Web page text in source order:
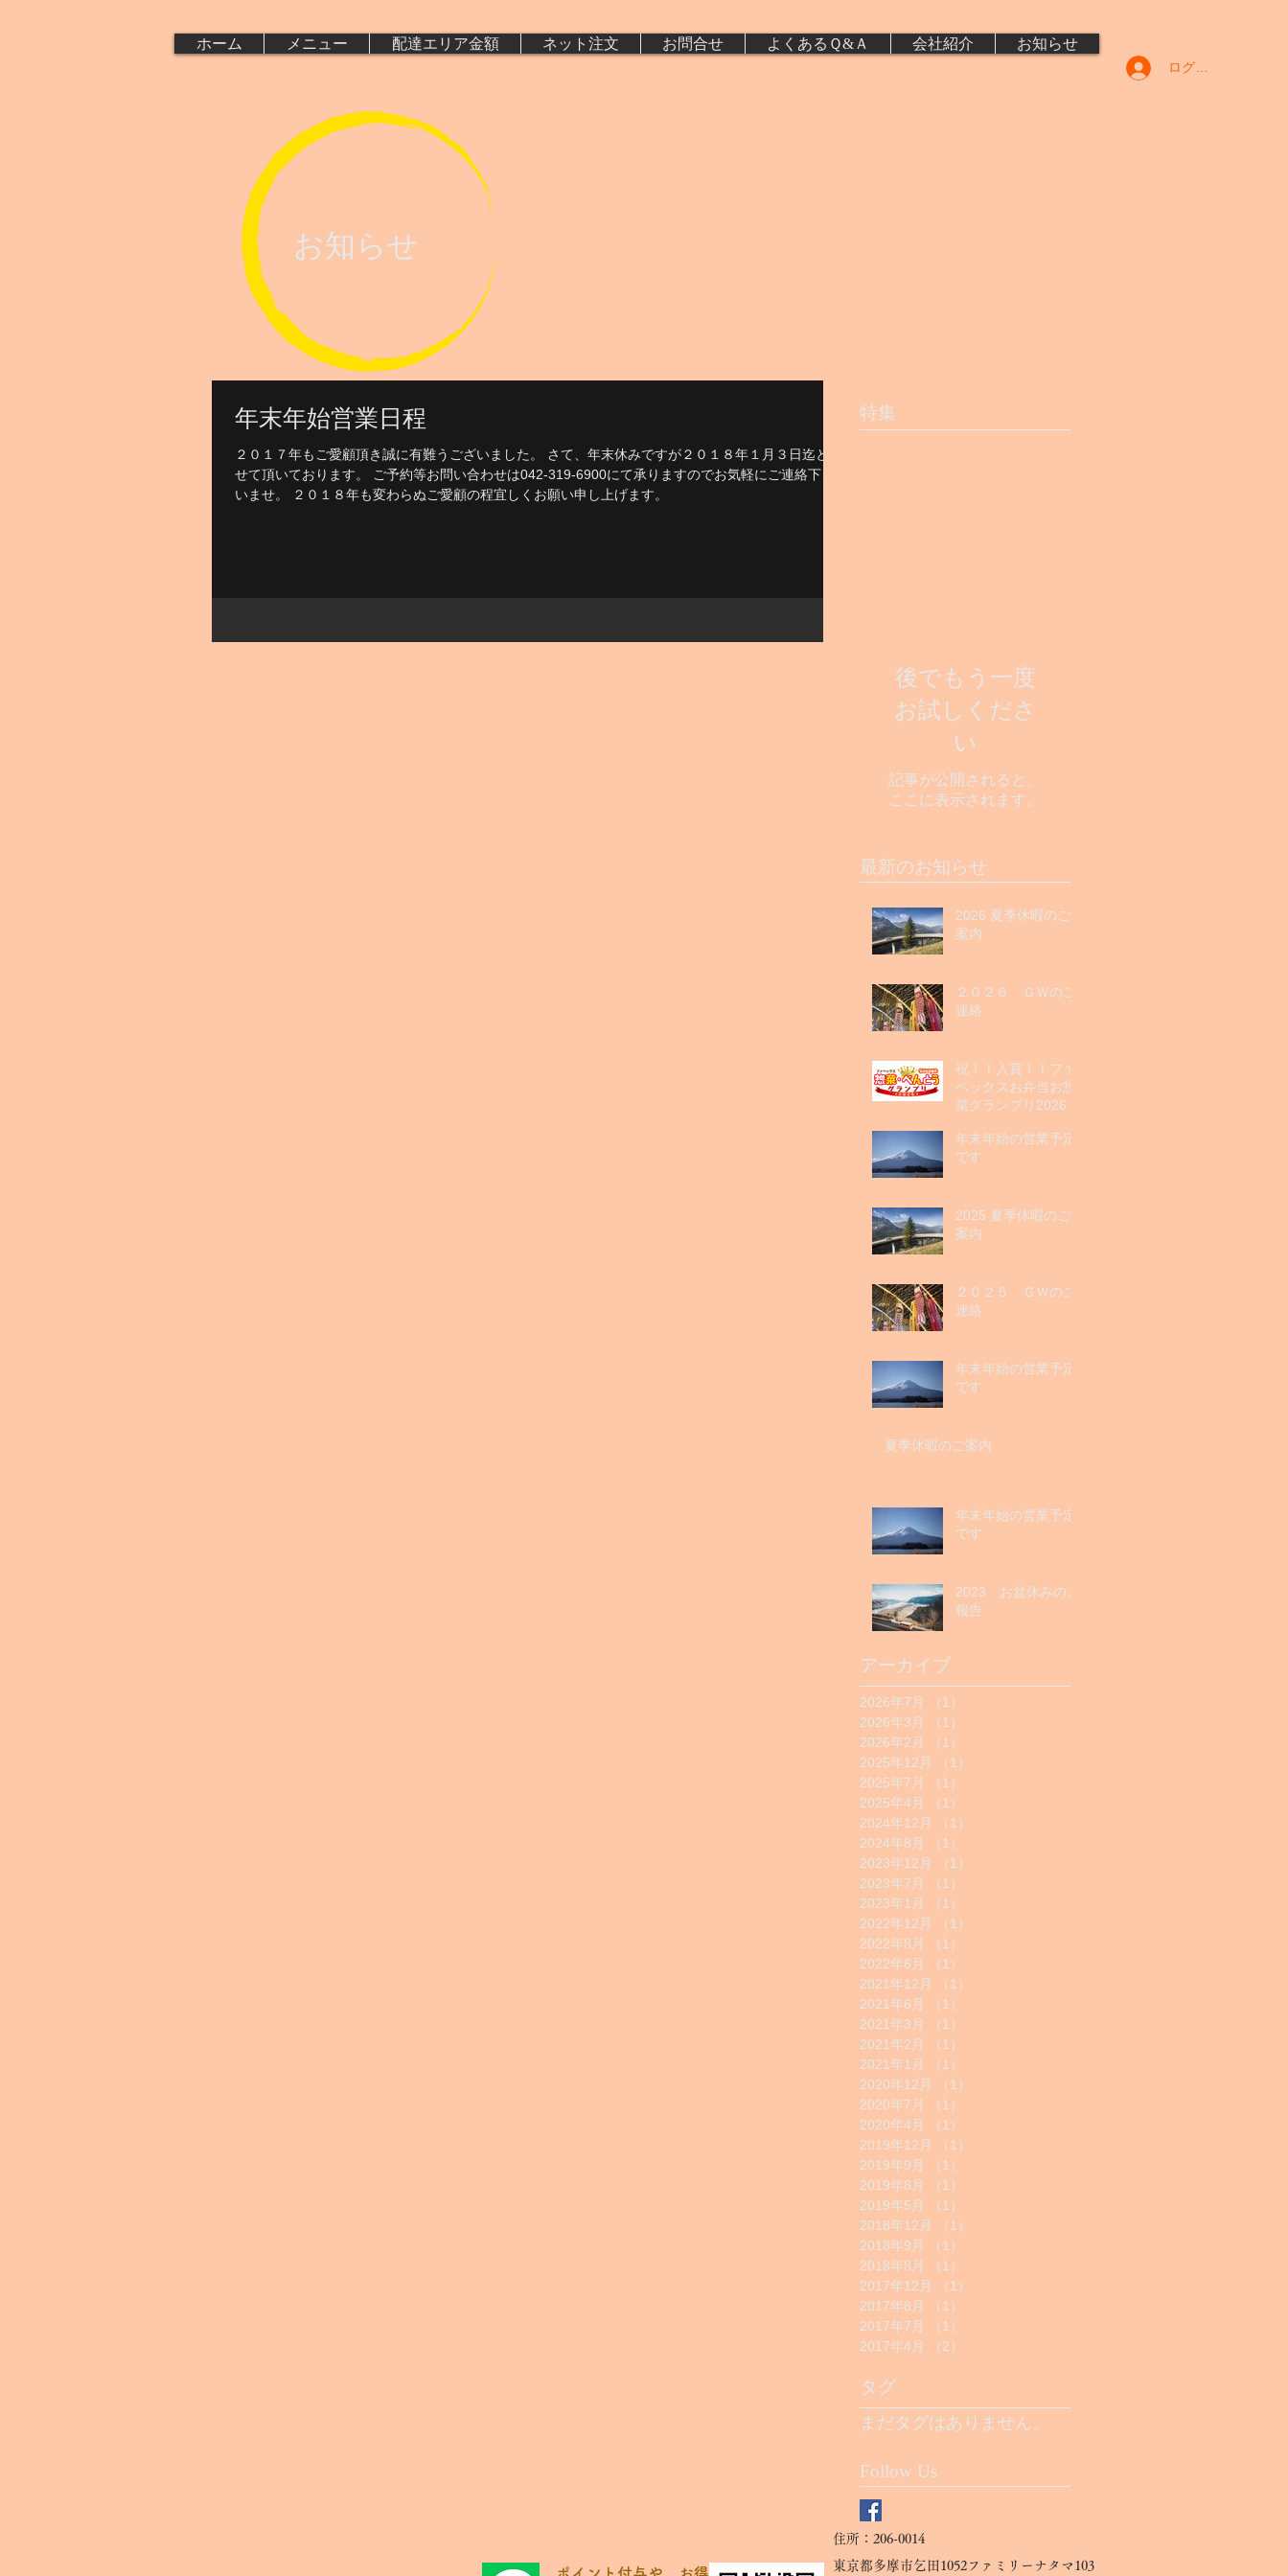
ホーム メニュー 配達エリア金額 ネット注文 お問合せ よくあるＱ&Ａ 会社紹介 お知らせ
ログイン
お知らせ
年末年始営業日程
２０１７年もご愛顧頂き誠に有難うございました。 さて、年末休みですが２０１８年１月３日迄とさ
せて頂いております。 ご予約等お問い合わせは042-319-6900にて承りますのでお気軽にご連絡下さ
いませ。 ２０１８年も変わらぬご愛顧の程宜しくお願い申し上げます。
特集
後でもう一度
お試しくださ
い
記事が公開されると、
ここに表示されます。
最新のお知らせ
2026 夏季休暇のご
案内
２０２６ ＧＷのご
連絡
祝！！入賞！！ファ
ベックスお弁当お惣
菜グランプリ2026
年末年始の営業予定
です
2025 夏季休暇のご
案内
２０２５ ＧＷのご
連絡
年末年始の営業予定
です
夏季休暇のご案内
年末年始の営業予定
です
2023 お盆休みのご
報告
アーカイブ
2026年7月 （1）
2026年3月
（1）
2026年2月
（1）
2025年12月
（1）
2025年7月
（1）
2025年4月
（1）
2024年12月
（1）
2024年8月
（1）
2023年12月
（1）
2023年7月
（1）
2023年1月
（1）
2022年12月
（1）
2022年8月
（1）
2022年6月
（1）
2021年12月
（1）
2021年6月
（1）
2021年3月
（1）
2021年2月
（1）
2021年1月
（1）
2020年12月
（1）
2020年7月
（1）
2020年4月
（1）
2019年12月
（1）
2019年9月
（1）
2019年8月
（1）
2019年5月
（1）
2018年12月
（1）
2018年9月
（1）
2018年8月
（1）
2017年12月
（1）
2017年8月
（1）
2017年7月
（1）
2017年4月
（2）
タグ
まだタグはありません。
Follow Us
住所：206-0014
東京都多摩市乞田1052 ファミリーナタマ103